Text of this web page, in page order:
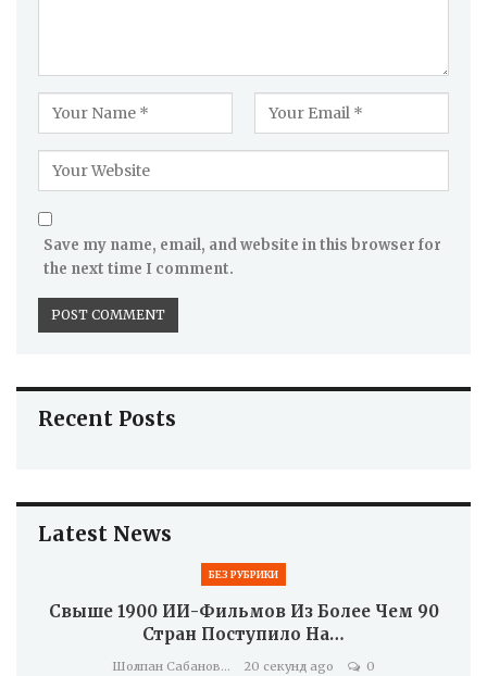
Save my name, email, and website in this browser for
the next time I comment.
Recent Posts
Latest News
БЕЗ РУБРИКИ
Свыше 1900 ИИ-Фильмов Из Более Чем 90
Стран Поступило На…
Шолпан Сабанова 20 секунд ago 0